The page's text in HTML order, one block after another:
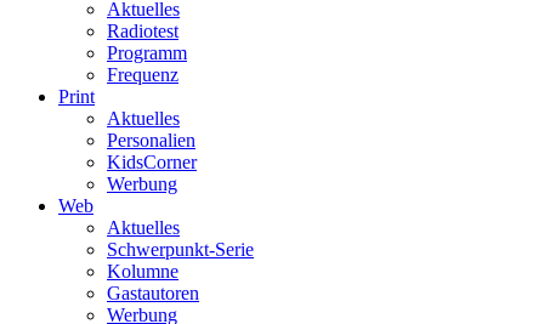
Aktuelles
Radiotest
Programm
Frequenz
Print
Aktuelles
Personalien
KidsCorner
Werbung
Web
Aktuelles
Schwerpunkt-Serie
Kolumne
Gastautoren
Werbung